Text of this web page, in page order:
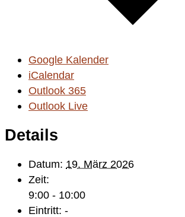
Google Kalender
iCalendar
Outlook 365
Outlook Live
Details
Datum: 19. März 2026
Zeit:
9:00 - 10:00
Eintritt: -